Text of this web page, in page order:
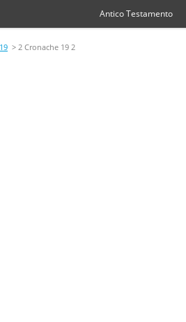
Antico Testamento
> 2 Cronache 19 2